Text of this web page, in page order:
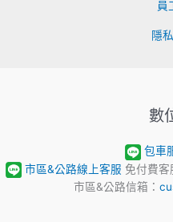
員
隱
數
包車
市區&公路線上客服 免付費
市區&公路信箱：